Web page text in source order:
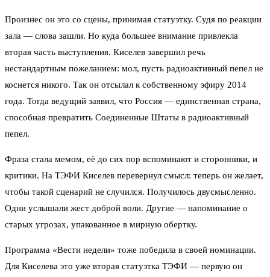
Произнес он это со сцены, принимая статуэтку. Судя по реакции
зала — слова зашли. Но куда большее внимание привлекла
вторая часть выступления. Киселев завершил речь
нестандартным пожеланием: мол, пусть радиоактивный пепел не
коснется никого. Так он отсылал к собственному эфиру 2014
года. Тогда ведущий заявил, что Россия — единственная страна,
способная превратить Соединенные Штаты в радиоактивный
пепел.
Фраза стала мемом, её до сих пор вспоминают и сторонники, и
критики. На ТЭФИ Киселев перевернул смысл: теперь он желает,
чтобы такой сценарий не случился. Получилось двусмысленно.
Одни услышали жест доброй воли. Другие — напоминание о
старых угрозах, упакованное в мирную обертку.
Программа «Вести недели» тоже победила в своей номинации.
Для Киселева это уже вторая статуэтка ТЭФИ — первую он